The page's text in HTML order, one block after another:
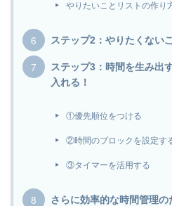
やりたいことリストの作り
ステップ2：やりたくない
ステップ3：時間を生み出
入れる！
①優先順位をつける
②時間のブロックを設定す
③タイマーを活用する
さらに効率的な時間管理の